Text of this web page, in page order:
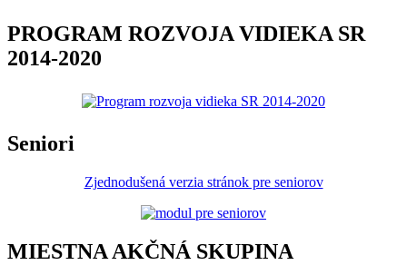
PROGRAM ROZVOJA VIDIEKA SR
2014-2020
Seniori
Zjednodušená verzia stránok pre seniorov
MIESTNA AKČNÁ SKUPINA